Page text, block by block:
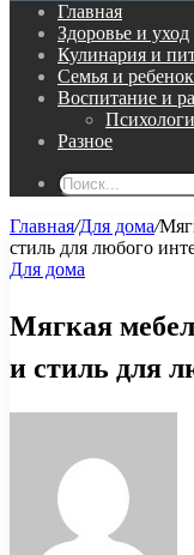
Главная
Здоровье и уход
Кулинария и
Семья и ребенок
Воспитание и
Разное
Главная/Для дома/
стиль для любого
Для дома
Мягкая
и стиль для